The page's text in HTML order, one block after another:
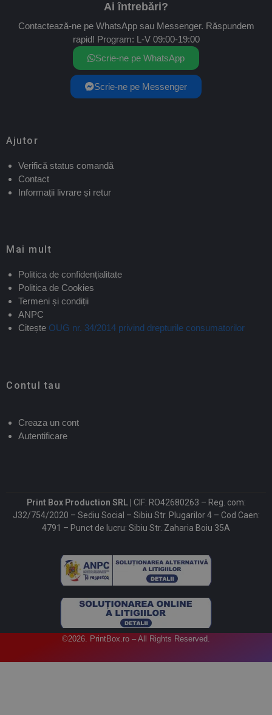
Ai întrebări?
Contactează-ne pe WhatsApp sau Messenger. Răspundem
rapid! Program: L-V 09:00-19:00
Scrie-ne pe WhatsApp
Scrie-ne pe Messenger
Ajutor
Verifică status comandă
Contact
Informații livrare și retur
Mai mult
Politica de confidențialitate
Politica de Cookies
Termeni și condiții
ANPC
Citește OUG nr. 34/2014 privind drepturile consumatorilor
Contul tau
Creaza un cont
Autentificare
Print Box Production SRL | CIF: RO42680263 – Reg. com:
J32/754/2020 – Sediu Social – Sibiu Str. Plugarilor 4 – Cod Caen:
4791 – Punct de lucru: Sibiu Str. Zaharia Boiu 35A
©2026. PrintBox.ro – All Rights Reserved.